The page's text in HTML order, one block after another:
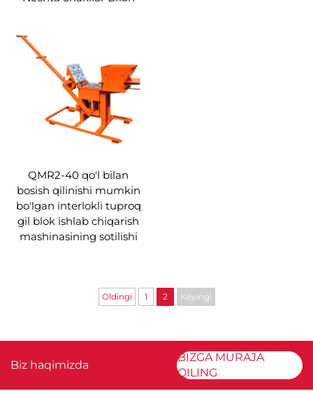
QMR2-40 qo'l bilan
bosish qilinishi mumkin
bo'lgan interlokli tuproq
gil blok ishlab chiqarish
mashinasining sotilishi
Oldingi 1 2 Keyingi
Biz haqimizda
BIZGA MURAJA
QILING